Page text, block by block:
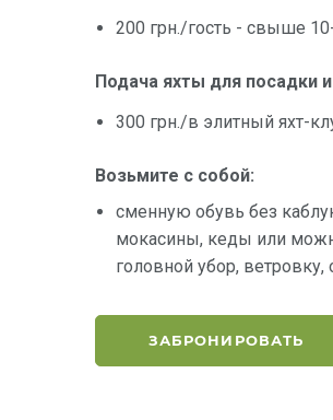
200 грн./гость - свыше
Подача яхты для посадки
300 грн./в элитный яхт-
Возьмите с собой:
сменную обувь без
мокасины, кеды или
головной убор,
ЗАБРОНИРОВАТЬ